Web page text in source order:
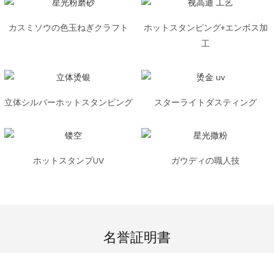
カスミソウの色玉ねぎクラフト
ホットスタンピング+エンボス加
工
立体シルバーホットスタンピング スターライトダスティング
ホットスタンプUV ガウディの職人技
名誉証明書